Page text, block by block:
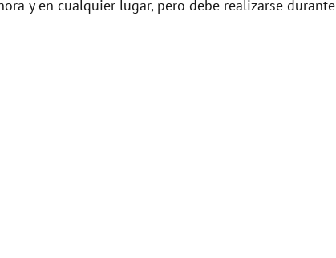
y en cualquier lugar, pero debe realizarse durante